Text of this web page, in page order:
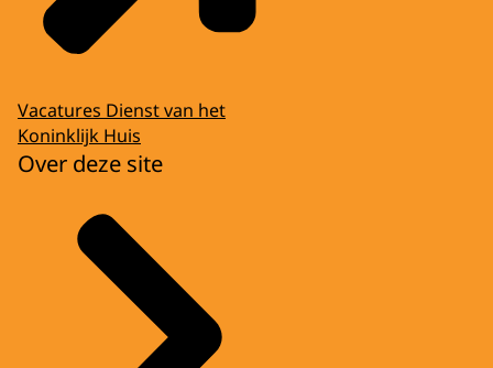
Vacatures Dienst van het
Koninklijk Huis
Over deze site